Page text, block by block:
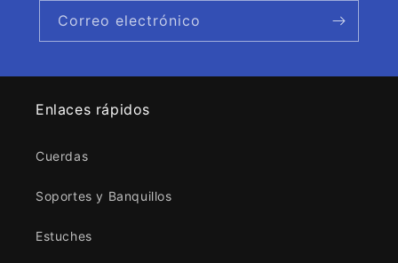
Correo electrónico
Enlaces rápidos
Cuerdas
Soportes y Banquillos
Estuches